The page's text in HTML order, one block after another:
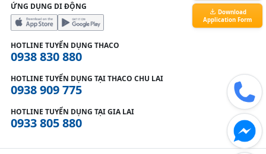
ỨNG DỤNG DI ĐỘNG
HOTLINE TUYỂN DỤNG THACO
0938 830 880
HOTLINE TUYỂN DỤNG TẠI THACO CHU LAI
0938 909 775
HOTLINE TUYỂN DỤNG TẠI GIA LAI
0933 805 880
Download
Application Form